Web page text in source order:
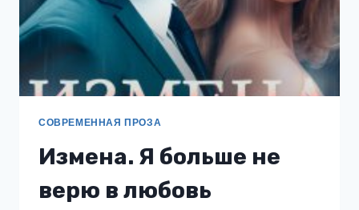
СОВРЕМЕННАЯ ПРОЗА
Измена. Я больше не
верю в любовь